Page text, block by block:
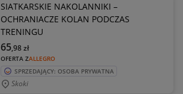
SIATKARSKIE NAKOLANNIKI –
OCHRANIACZE KOLAN PODCZAS
TRENINGU
OFERTA ZALLEGRO
65,98zł
SPRZEDAJĄCY: OSOBA PRYWATNA
Skoki